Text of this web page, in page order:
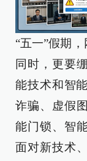
“五一”假期
同时，更要
能技术和智
诈骗、虚假
能门锁、智
面对新技术